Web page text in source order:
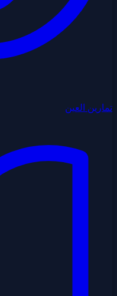
تمارين العين